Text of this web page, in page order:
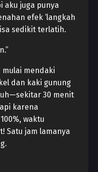
aku juga punya
efek ‘langkah
sedikit terlatih.
mulai mendaki
dan kaki gunung
30 menit
karena
waktu
Satu jam lamanya